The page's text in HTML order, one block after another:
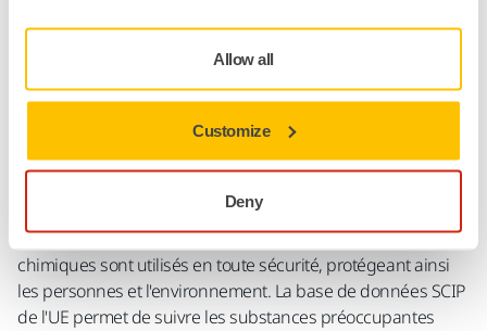
Allow all
Customize
Deny
Le règlement REACH de l'UE garantit que les produits
chimiques sont utilisés en toute sécurité, protégeant ainsi
les personnes et l'environnement. La base de données SCIP
de l'UE permet de suivre les substances préoccupantes